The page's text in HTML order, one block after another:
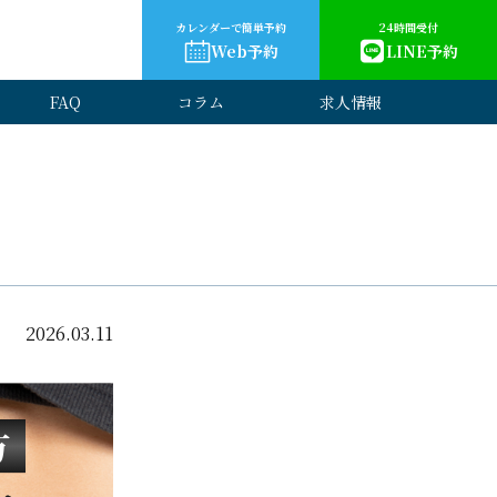
FAQ コラム 求人情報
2026.03.11
カレンダーで簡単予約
Web予約
24時間受付
LINE予約